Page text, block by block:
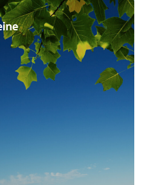
Geschichte von Paris